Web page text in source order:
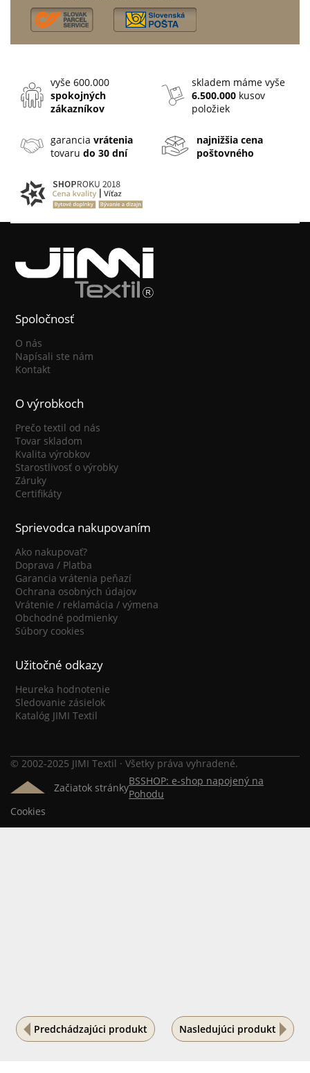
Predchádzajúci produkt Nasledujúci produkt
vyše 600.000
spokojných
zákazníkov
skladem máme vyše
6.500.000 kusov
položiek
garanciavrátenia
tovarudo 30 dní
najnižšia cena
poštovného
Spoločnosť
O nás
Napísali ste nám
Kontakt
O výrobkoch
Prečo textil od nás
Tovar skladom
Kvalita výrobkov
Starostlivosť o výrobky
Záruky
Certifikáty
Sprievodca nakupovaním
Ako nakupovať?
Doprava / Platba
Garancia vrátenia peňazí
Ochrana osobných údajov
Vrátenie / reklamácia / výmena
Obchodné podmienky
Súbory cookies
Užitočné odkazy
Heureka hodnotenie
Sledovanie zásielok
Katalóg JIMI Textil
© 2002-2025 JIMI Textil · Všetky práva vyhradené.
Začiatok stránkyBSSHOP: e-shop napojený na
Pohodu
Cookies